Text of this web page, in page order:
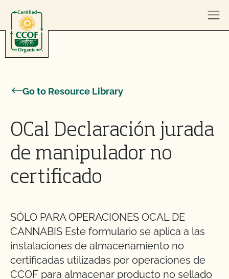
Go to Resource Library
OCal Declaración jurada
de manipulador no
certificado
SÓLO PARA OPERACIONES OCAL DE
CANNABIS Este formulario se aplica a las
instalaciones de almacenamiento no
certificadas utilizadas por operaciones de
CCOF para almacenar producto no sellado